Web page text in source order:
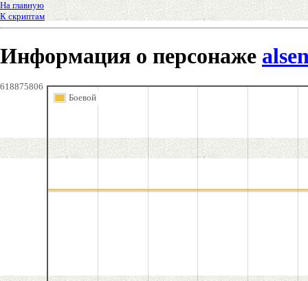
На главную
К скриптам
Информация о персонаже
618875806
Боевой